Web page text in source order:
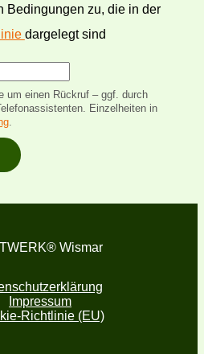
Bedingungen zu, die in der
dargelegt sind
um einen Rückruf – ggf. durch
Einzelheiten in
.
Wismar
Impressum
Richtlinie (EU)